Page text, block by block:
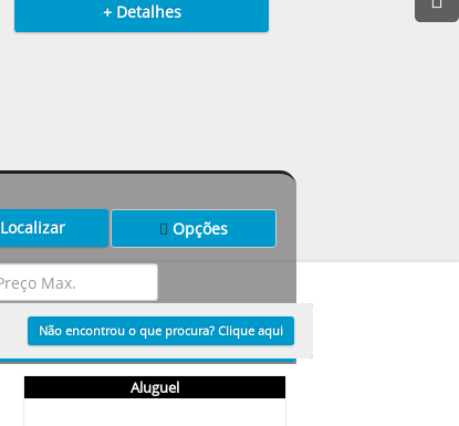
+ Detalhes
+ Detalhes
Localizar Opções
Localizar
Não encontrou o que procura? Clique aqui
Aluguel